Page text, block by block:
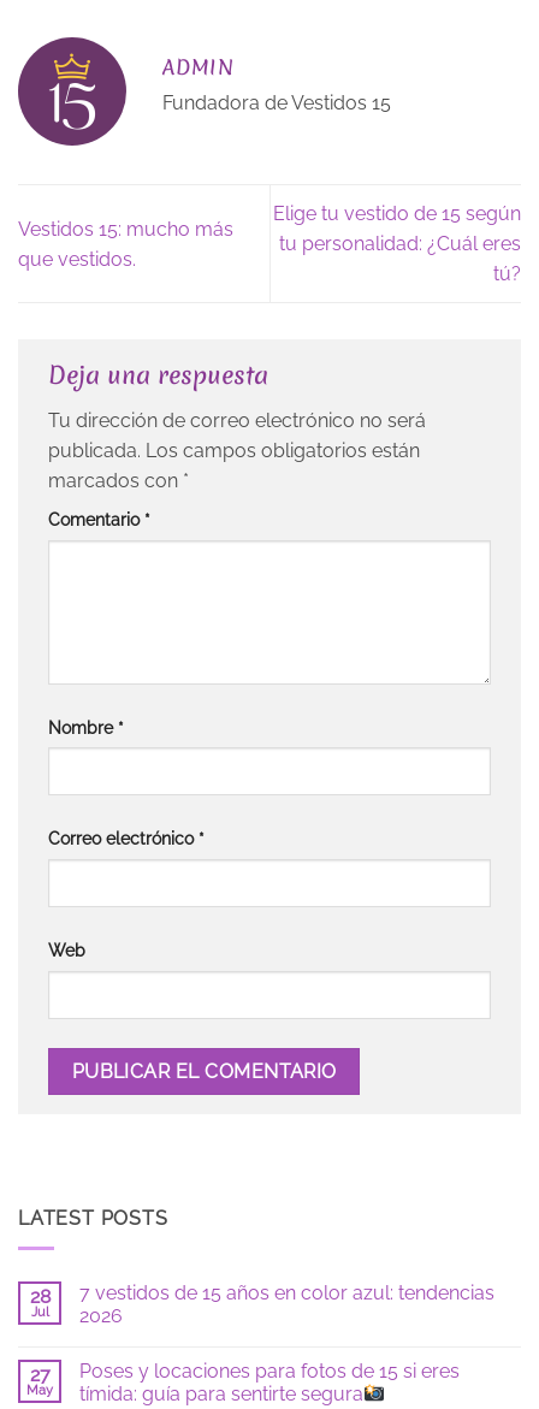
ADMIN
Fundadora de Vestidos 15
Vestidos 15: mucho más
que vestidos.
Elige tu vestido de 15 según
tu personalidad: ¿Cuál eres
tú?
Deja una respuesta
Tu dirección de correo electrónico no será
publicada. Los campos obligatorios están
marcados con *
Comentario *
Nombre *
Correo electrónico *
Web
LATEST POSTS
28
Jul
7 vestidos de 15 años en color azul: tendencias
2026
comentarios
en
7
27
May
Poses y locaciones para fotos de 15 si eres
tímida: guía para sentirte segura